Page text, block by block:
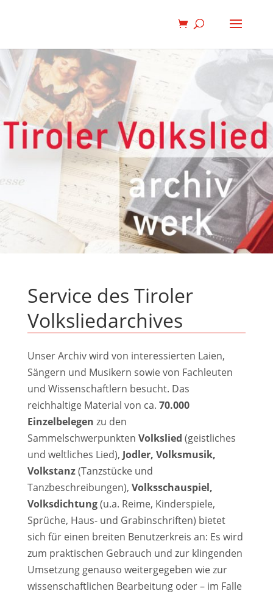
Service des Tiroler
Volksliedarchives
Unser Archiv wird von interessierten Laien,
Sängern und Musikern sowie von Fachleuten
und Wissenschaftlern besucht. Das
reichhaltige Material von ca. 70.000
Einzelbelegen zu den
Sammelschwerpunkten Volkslied (geistliches
und weltliches Lied), Jodler, Volksmusik,
Volkstanz(Tanzstücke und
Tanzbeschreibungen), Volksschauspiel,
Volksdichtung(u.a. Reime, Kinderspiele,
Sprüche, Haus- und Grabinschriften) bietet
sich für einen breiten Benutzerkreis an: Es wird
zum praktischen Gebrauch und zur klingenden
Umsetzung genauso weitergegeben wie zur
wissenschaftlichen Bearbeitung oder – im Falle